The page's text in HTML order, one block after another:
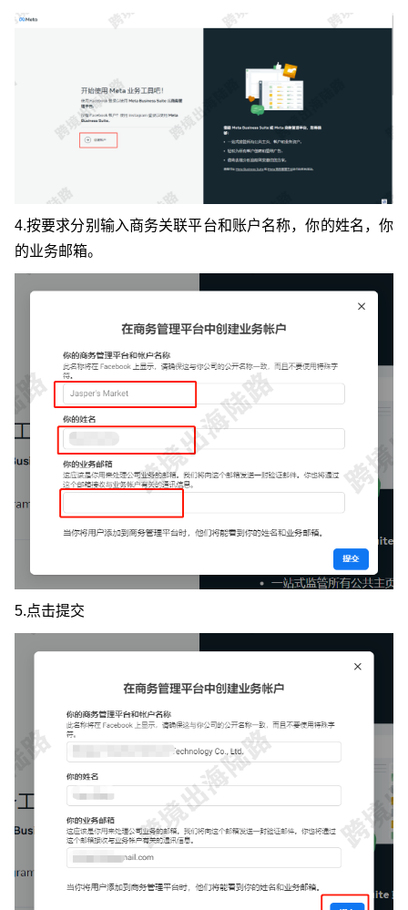
4.按要求分别输入商务关联平台和账户名称，你的姓名，你
的业务邮箱。
5.点击提交